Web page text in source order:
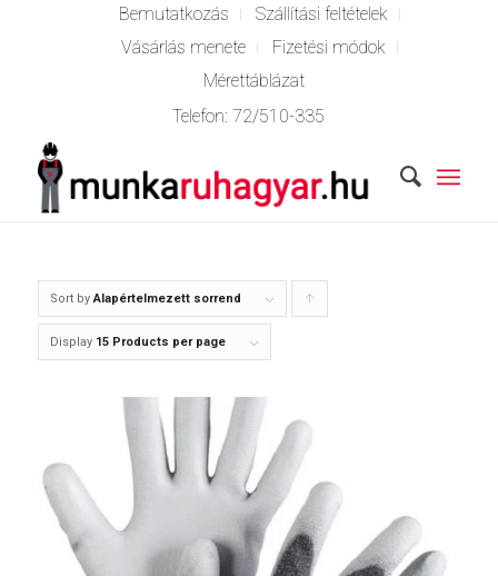
Bemutatkozás
Szállítási feltételek
Vásárlás menete
Fizetési módok
Mérettáblázat
Telefon:72/510-335
Sort byAlapértelmezett sorrend
Display 15 Products per page